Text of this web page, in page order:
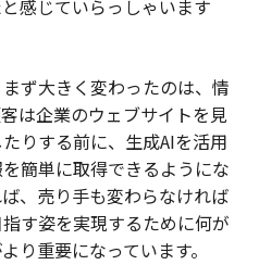
感じていらっしゃいます
まず大きく変わったのは、情
は企業のウェブサイトを見
りする前に、生成AIを活用
簡単に取得できるようにな
、売り手も変わらなければ
す姿を実現するために何が
り重要になっています。